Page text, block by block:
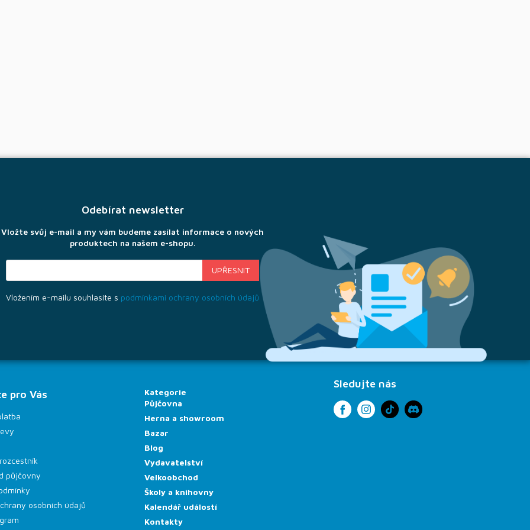
Odebírat newsletter
Vložte svůj e-mail a my vám budeme zasílat informace o nových
produktech na našem e-shopu.
Vložením e-mailu souhlasíte s podmínkami ochrany osobních údajů
pro Vás
půjčovny
osobních údajů
Kategorie
Půjčovna
Herna a showroom
Bazar
Blog
Vydavatelství
Velkoobchod
Školy a knihovny
Kalendář událostí
Kontakty
Sledujte nás